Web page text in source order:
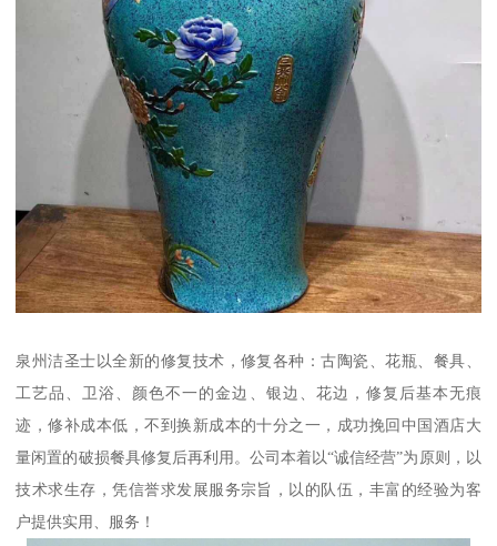
泉州洁圣士以全新的修复技术，修复各种：古陶瓷、花瓶、餐具、
工艺品、卫浴、颜色不一的金边、银边、花边，修复后基本无痕
迹，修补成本低，不到换新成本的十分之一，成功挽回中国酒店大
量闲置的破损餐具修复后再利用。公司本着以“诚信经营”为原则，以
技术求生存，凭信誉求发展服务宗旨，以的队伍，丰富的经验为客
户提供实用、服务！